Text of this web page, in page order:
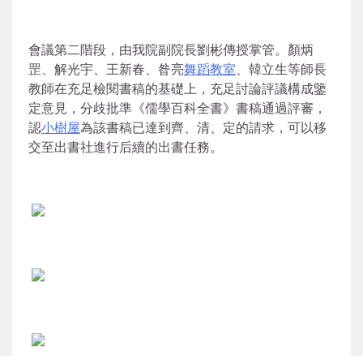
會議第二階段，由我院副院長劉彬傳授掌管。顏炳
罡、解光宇、王新春、昝亮舞蹈教室、韓立生等師長
教師在充足檢閱書稿的基礎上，充足討論評議構成鑒
定意見，分歧批準《儒學百科全書》書稿通過評審，
認小樹屋為該書稿已達到齊、清、定的請求，可以移
交至出書社進行后續的出書任務。